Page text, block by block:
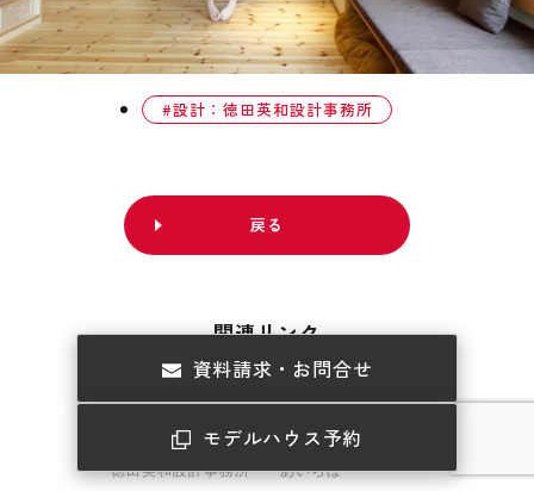
設計：徳田英和設計事務所
戻る
関連リンク
徳田英和設計事務所 あいらぼ
資料請求・お問合せ
モデルハウス予約